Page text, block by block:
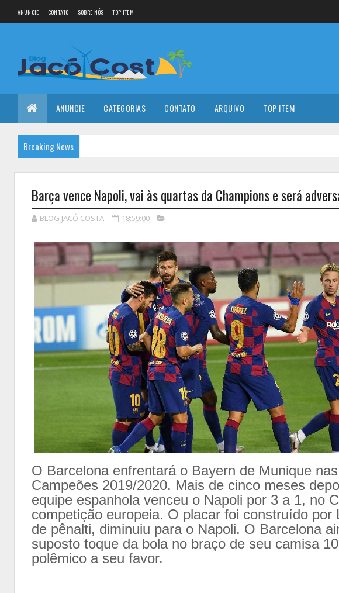
ANUNCIE CONTATO SOBRE NÓS TOP ITEM
ANUNCIE CATEGORIAS CONTATO ARQUIVO TOP ITEM
Breaking News
Barça vence Napoli, vai às quartas da Champions e será
BLOG JACÓ COSTA 18:59:00
O Barcelona enfrentará o Bayern de Munique
Campeões 2019/2020. Mais de cinco meses
equipe espanhola venceu o Napoli por 3 a 1, no
competição europeia. O placar foi construído
de pênalti, diminuiu para o Napoli. O Barcelona
suposto toque da bola no braço de seu camisa
polêmico a seu favor.